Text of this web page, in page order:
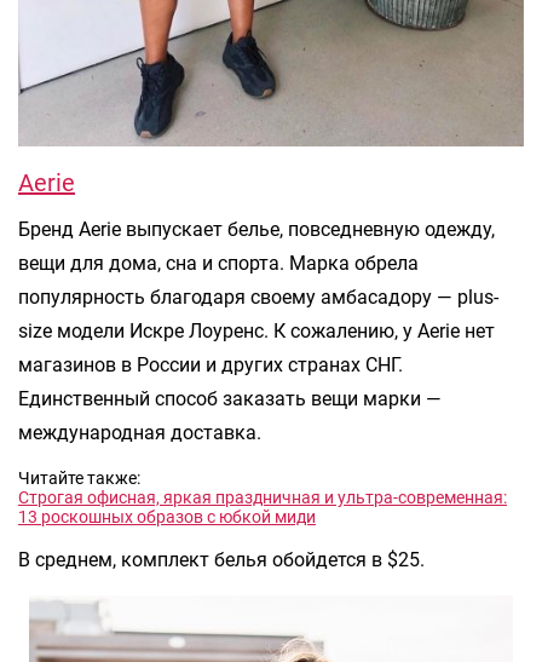
Aerie
Бренд Aerie выпускает белье, повседневную одежду,
вещи для дома, сна и спорта. Марка обрела
популярность благодаря своему амбасадору — plus-
size модели Искре Лоуренс. К сожалению, у Aerie нет
магазинов в России и других странах СНГ.
Единственный способ заказать вещи марки —
международная доставка.
Читайте также:
Строгая офисная, яркая праздничная и ультра-современная:
13 роскошных образов с юбкой миди
В среднем, комплект белья обойдется в $25.